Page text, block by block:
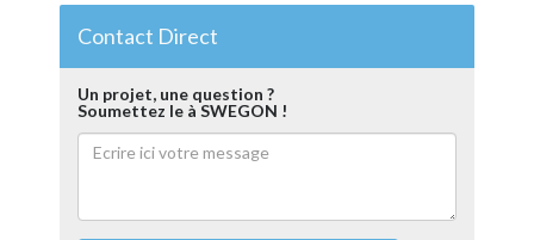
Contact Direct
Un projet, une question ?
Soumettez le à SWEGON !